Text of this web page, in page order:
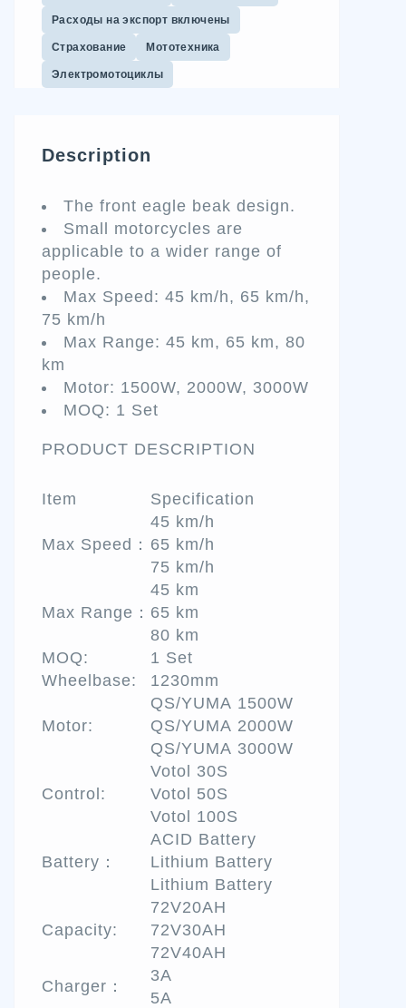
Расходы на экспорт включены
Страхование Мототехника
Электромотоциклы
Description
The front eagle beak design.
Small motorcycles are
applicable to a wider range of
people.
Max Speed: 45 km/h, 65 km/h,
75 km/h
Max Range: 45 km, 65 km, 80
km
Motor: 1500W, 2000W, 3000W
MOQ: 1 Set
PRODUCT DESCRIPTION
Item Specification
Max Speed：
45 km/h
65 km/h
75 km/h
Max Range：
45 km
65 km
80 km
MOQ:
1 Set
Wheelbase:
1230mm
Motor:
QS/YUMA 1500W
QS/YUMA 2000W
QS/YUMA 3000W
Control:
Votol 30S
Votol 50S
Votol 100S
Battery：
ACID Battery
Lithium Battery
Lithium Battery
Capacity:
72V20AH
72V30AH
72V40AH
Charger：
3A
5A